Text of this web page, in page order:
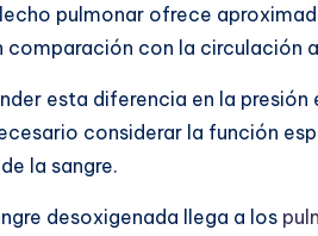
pulmonar ofrece
comparación con la circulación
esta diferencia en la
considerar la función
de la sangre.
desoxigenada llega a los